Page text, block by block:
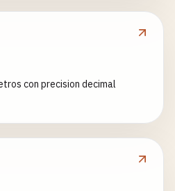
con precision decimal